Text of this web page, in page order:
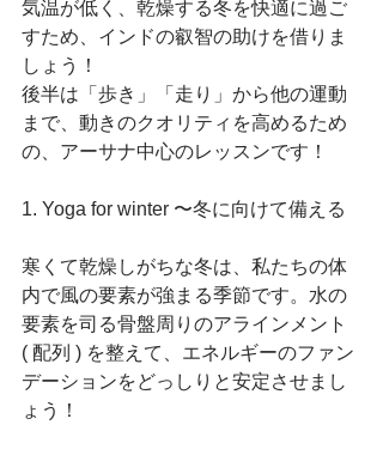
気温が低く、乾燥する冬を快適に過ご
すため、インドの叡智の助けを借りま
しょう！
後半は「歩き」「走り」から他の運動
まで、動きのクオリティを高めるため
の、アーサナ中心のレッスンです！
1. Yoga for winter 〜冬に向けて備える
寒くて乾燥しがちな冬は、私たちの体
内で風の要素が強まる季節です。水の
要素を司る骨盤周りのアラインメント
( 配列 ) を整えて、エネルギーのファン
デーションをどっしりと安定させまし
ょう！